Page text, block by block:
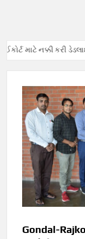
માટે નક્કી કરી
Gondal-